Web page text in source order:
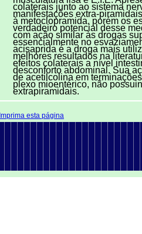
colaterais junto ao sistema
manifestações extra-
à metoclopramida, porém os
verdadeiro potencial desse
com ação similar às drogas
essencialmente no
acisaprida é a droga mais
melhores resultados na
efeitos colaterais a nível
desconforto abdominal. Sua
de acetilcolina em
plexo mioentérico, não
extrapiramidais.
Imprima esta página